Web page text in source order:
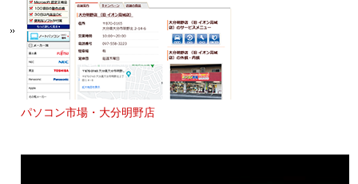
パソコン市場・大分明野店